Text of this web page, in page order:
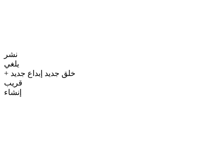
نشر
يلغي
+ خلق جديد إبداع جديد
قريب
إنشاء